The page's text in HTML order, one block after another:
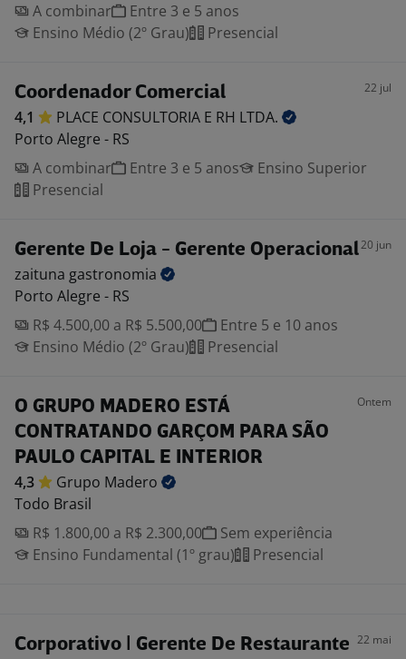
A combinar
Entre 3 e 5 anos
Ensino Médio (2º Grau)
Presencial
Coordenador Comercial 22 jul
4,1 PLACE CONSULTORIA E RH LTDA.
Porto Alegre - RS
A combinar
Entre 3 e 5 anos
Ensino Superior
Presencial
Gerente De Loja - Gerente Operacional20 jun
zaituna gastronomia
Porto Alegre - RS
R$ 4.500,00 a R$ 5.500,00
Entre 5 e 10 anos
Ensino Médio (2º Grau)
Presencial
O GRUPO MADERO ESTÁ
CONTRATANDO GARÇOM PARA SÃO
PAULO CAPITAL E INTERIOR
Ontem
4,3 Grupo Madero
Todo Brasil
R$ 1.800,00 a R$ 2.300,00
Sem experiência
Ensino Fundamental (1º grau)
Presencial
Corporativo | Gerente De Restaurante 22 mai